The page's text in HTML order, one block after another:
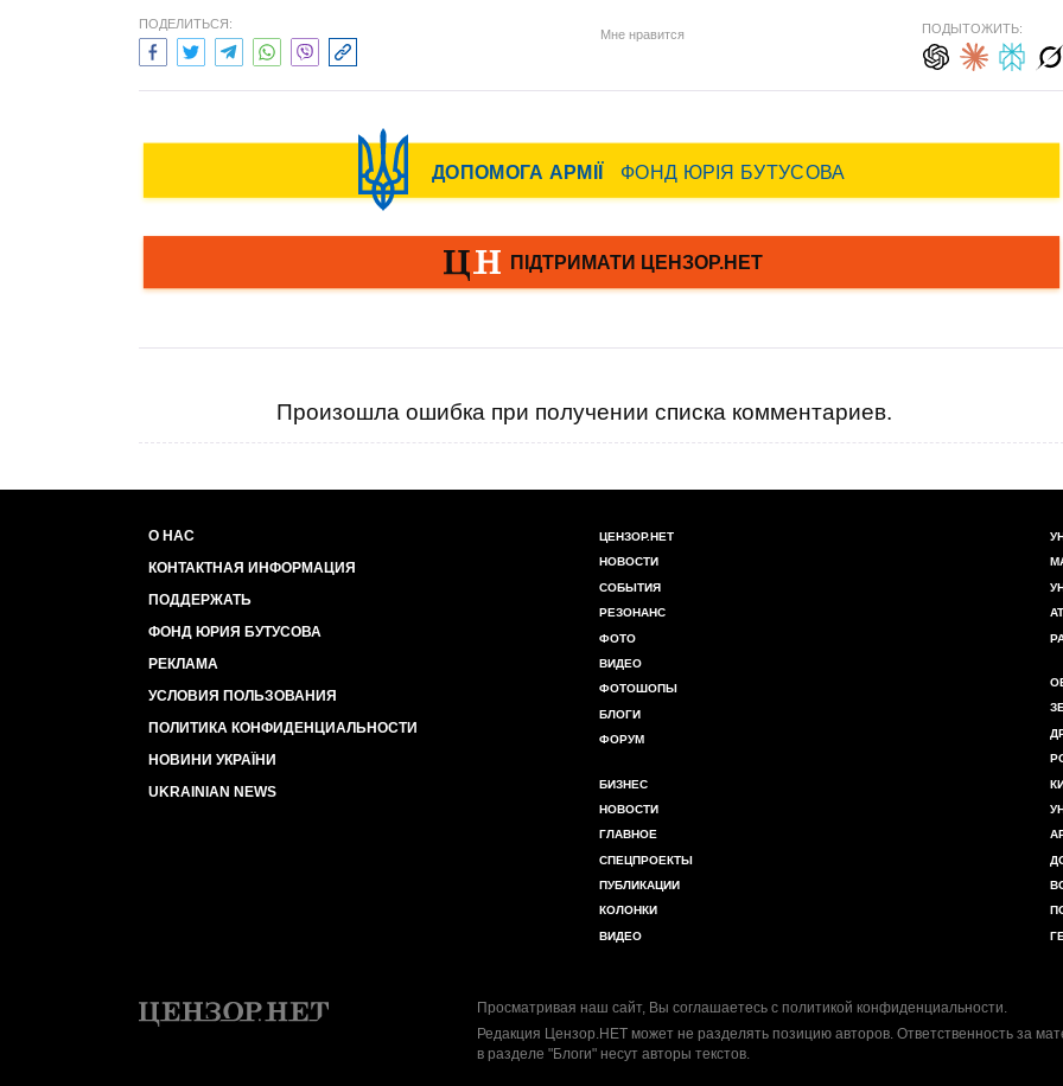
ПОДЕЛИТЬСЯ:
Мне нравится ПОДЫТОЖИТЬ:
Произошла ошибка при получении списка комментариев.
О НАС
КОНТАКТНАЯ ИНФОРМАЦИЯ
ПОДДЕРЖАТЬ
ФОНД ЮРИЯ БУТУСОВА
РЕКЛАМА
УСЛОВИЯ ПОЛЬЗОВАНИЯ
ПОЛИТИКА КОНФИДЕНЦИАЛЬНОСТИ
НОВИНИ УКРАЇНИ
UKRAINIAN NEWS
ЦЕНЗОР.НЕТ
НОВОСТИ
СОБЫТИЯ
РЕЗОНАНС
ФОТО
ВИДЕО
ФОТОШОПЫ
БЛОГИ
ФОРУМ
БИЗНЕС
НОВОСТИ
ГЛАВНОЕ
СПЕЦПРОЕКТЫ
ПУБЛИКАЦИИ
КОЛОНКИ
ВИДЕО
Просматривая наш сайт, Вы соглашаетесь с политикой конфиденциальности.
Редакция Цензор.НЕТ может не разделять позицию авторов. Ответственность за
в разделе "Блоги" несут авторы текстов.